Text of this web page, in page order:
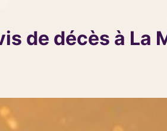
de décès à La